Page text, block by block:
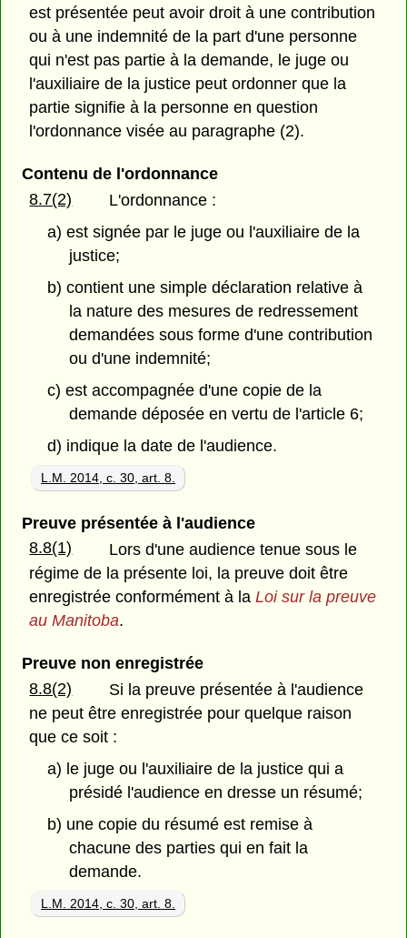
est présentée peut avoir droit à une contribution
ou à une indemnité de la part d'une personne
qui n'est pas partie à la demande, le juge ou
l'auxiliaire de la justice peut ordonner que la
partie signifie à la personne en question
l'ordonnance visée au paragraphe (2).
Contenu de l'ordonnance
8.7(2)
L'ordonnance :
a) est signée par le juge ou l'auxiliaire de la
justice;
b) contient une simple déclaration relative à
la nature des mesures de redressement
demandées sous forme d'une contribution
ou d'une indemnité;
c) est accompagnée d'une copie de la
demande déposée en vertu de l'article 6;
d) indique la date de l'audience.
L.M. 2014, c. 30, art. 8.
Preuve présentée à l'audience
8.8(1)
Lors d'une audience tenue sous le
régime de la présente loi, la preuve doit être
enregistrée conformément à laLoi sur la preuve
au Manitoba.
Preuve non enregistrée
8.8(2)
Si la preuve présentée à l'audience
ne peut être enregistrée pour quelque raison
que ce soit :
a) le juge ou l'auxiliaire de la justice qui a
présidé l'audience en dresse un résumé;
b) une copie du résumé est remise à
chacune des parties qui en fait la
demande.
L.M. 2014, c. 30, art. 8.